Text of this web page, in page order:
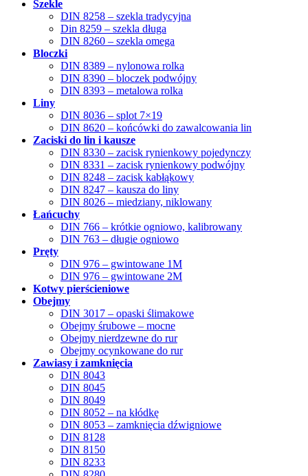
Szekle
DIN 8258 – szekla tradycyjna
Din 8259 – szekla długa
DIN 8260 – szekla omega
Bloczki
DIN 8389 – nylonowa rolka
DIN 8390 – bloczek podwójny
DIN 8393 – metalowa rolka
Liny
DIN 8036 – splot 7×19
DIN 8620 – końcówki do zawalcowania lin
Zaciski do lin i kausze
DIN 8330 – zacisk rynienkowy pojedynczy
DIN 8331 – zacisk rynienkowy podwójny
DIN 8248 – zacisk kabłąkowy
DIN 8247 – kausza do liny
DIN 8026 – miedziany, niklowany
Łańcuchy
DIN 766 – krótkie ogniowo, kalibrowany
DIN 763 – długie ogniowo
Pręty
DIN 976 – gwintowane 1M
DIN 976 – gwintowane 2M
Kotwy pierścieniowe
Obejmy
DIN 3017 – opaski ślimakowe
Obejmy śrubowe – mocne
Obejmy nierdzewne do rur
Obejmy ocynkowane do rur
Zawiasy i zamknięcia
DIN 8043
DIN 8045
DIN 8049
DIN 8052 – na kłódkę
DIN 8053 – zamknięcia dźwigniowe
DIN 8128
DIN 8150
DIN 8233